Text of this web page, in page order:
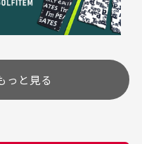
いつも素敵な商品を
品をありがとうござい
す。
ります。
イト上にて告知させて
場合がございます。
弊社に入荷した時点
っと見る